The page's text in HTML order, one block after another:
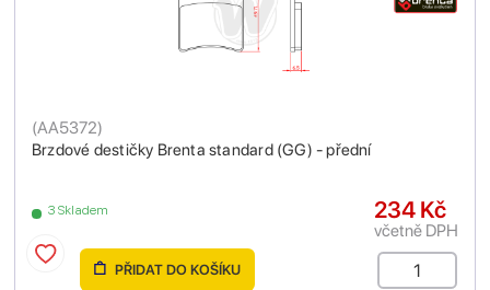
Brzdové destičky Brenta standard (GG) - přední
(AA5372)
3 Skladem 234 Kč
včetně DPH
PŘIDAT DO KOŠÍKU